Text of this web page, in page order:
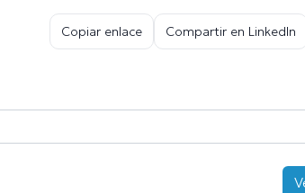
Copiar enlace Compartir en LinkedIn